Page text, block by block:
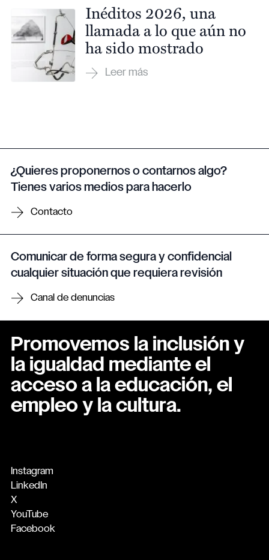
Inéditos 2026, una
llamada a lo que aún no
ha sido mostrado
¿Quieres proponernos o contarnos algo?
Tienes varios medios para hacerlo
Contacto
Comunicar de forma segura y confidencial
cualquier situación que requiera revisión
Canal de denuncias
Promovemos la inclusión y
la igualdad mediante el
acceso a la educación, el
empleo y la cultura.
Instagram
LinkedIn
X
YouTube
Facebook